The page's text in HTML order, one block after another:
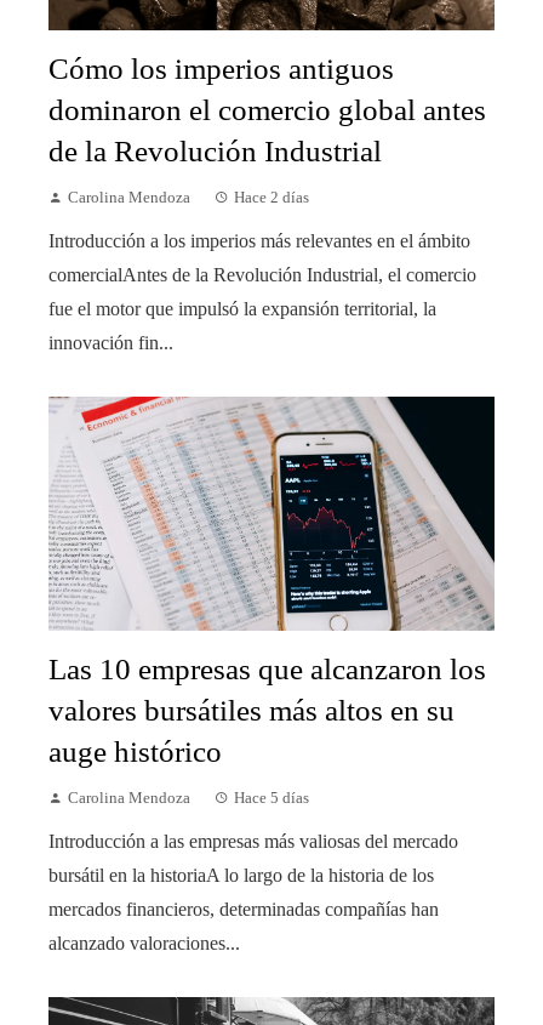
Cómo los imperios antiguos
dominaron el comercio global antes
de la Revolución Industrial
Carolina Mendoza Hace 2 días
Introducción a los imperios más relevantes en el ámbito
comercialAntes de la Revolución Industrial, el comercio
fue el motor que impulsó la expansión territorial, la
innovación fin...
Las 10 empresas que alcanzaron los
valores bursátiles más altos en su
auge histórico
Carolina Mendoza Hace 5 días
Introducción a las empresas más valiosas del mercado
bursátil en la historiaA lo largo de la historia de los
mercados financieros, determinadas compañías han
alcanzado valoraciones...